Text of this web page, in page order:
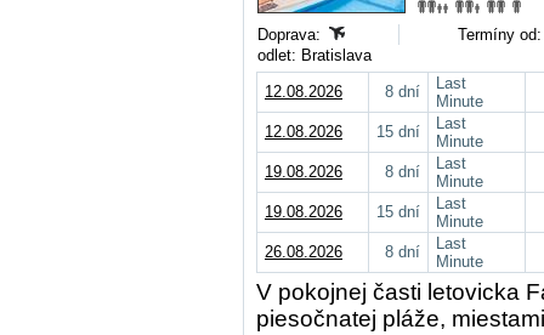
Doprava:
Termíny
odlet: Bratislava
12.08.2026
8 dní
Last
Minute
12.08.2026
15 dní
Last
Minute
19.08.2026
8 dní
Last
Minute
19.08.2026
15 dní
Last
Minute
26.08.2026
8 dní
Last
Minute
V pokojnej časti letovicka
piesočnatej pláže,